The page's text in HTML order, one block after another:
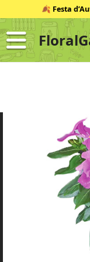
al
contenuto
ID
🍂 Festa